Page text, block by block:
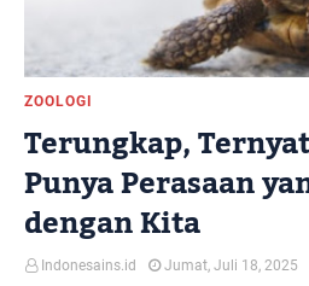
ZOOLOGI
Terungkap,
Punya Perasaan
dengan Kita
Indonesains.id Jumat, Juli 18, 2025